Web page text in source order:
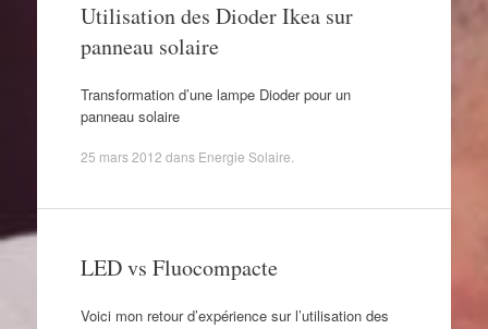
Utilisation des Dioder Ikea sur
panneau solaire
Transformation d’une lampe Dioder pour un
panneau solaire
25 mars 2012 dans Energie Solaire
LED vs Fluocompacte
Voici mon retour d’expérience sur l’utilisation des